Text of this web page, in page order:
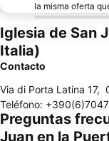
la misma oferta
Iglesia de San
Italia)
Contacto
Via di Porta Latina 17,
Teléfono:
Preguntas
Juan en la